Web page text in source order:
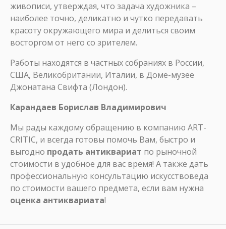
живописи, утверждая, что задача художника –
наиболее точно, деликатно и чутко передавать
красоту окружающего мира и делиться своим
восторгом от него со зрителем.
Работы находятся в частных собраниях в России,
США, Великобритании, Италии, в Доме-музее
Джонатана Свифта (Лондон).
Карандаев Борислав Владимирович
Мы рады каждому обращению в компанию ART-
CRITIC, и всегда готовы помочь Вам, быстро и
выгодно продать антиквариат по рыночной
стоимости в удобное для вас время! А также дать
профессиональную консультацию искусствоведа
по стоимости вашего предмета, если вам нужна
оценка антиквариата!